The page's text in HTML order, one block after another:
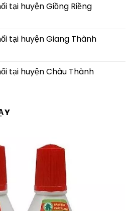
tại huyện Giồng Riềng
tại huyện Giang Thành
tại huyện Châu Thành